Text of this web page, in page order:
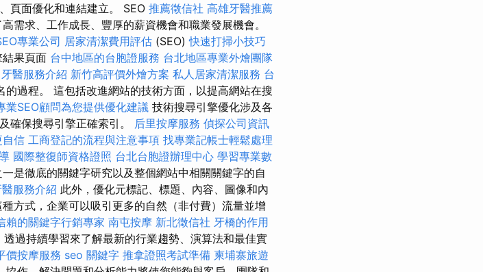
頁面優化和連結建立。 SEO 推薦徵信社 高雄牙醫推薦
需求、工作成長、豐厚的薪資機會和職業發展機會。
專業公司 居家清潔費用評估 (SEO)快速打掃小技巧
果頁面 台中地區的台胞證服務 台北地區專業外燴團隊
牙醫服務介紹 新竹高評價外燴方案 私人居家清潔服務 台
的過程。 這包括改進網站的技術方面，以提高網站在搜
業SEO顧問為您提供優化建議 技術搜尋引擎優化涉及各
確保搜尋引擎正確索引。 后里按摩服務 偵探公司資訊
自信 工商登記的流程與注意事項 找專業記帳士輕鬆處理
國際整復師資格證照 台北台胞證辦理中心 學習專業數
是徹底的關鍵字研究以及整個網站中相關關鍵字的自
醫服務介紹 此外，優化元標記、標題、內容、圖像和內
方式，企業可以吸引更多的自然（非付費）流量並增
賴的關鍵字行銷專家 南屯按摩 新北徵信社 牙橋的作用
透過持續學習來了解最新的行業趨勢、演算法和最佳實
價按摩服務 seo 關鍵字 推拿證照考試準備 柬埔寨旅遊